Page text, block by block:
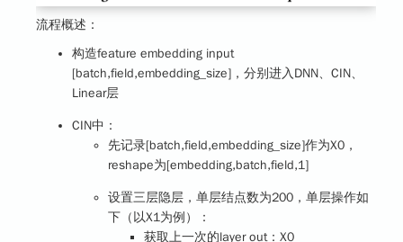
流程概述：
构造feature embedding input
[batch,field,embedding_size]，分别进入DNN、CIN、
Linear层
CIN中：
先记录[batch,field,embedding_size]作为X0，
reshape为[embedding,batch,field,1]
设置三层隐层，单层结点数为200，单层操作如
下（以X1为例）：
获取上一次的layer out：X0